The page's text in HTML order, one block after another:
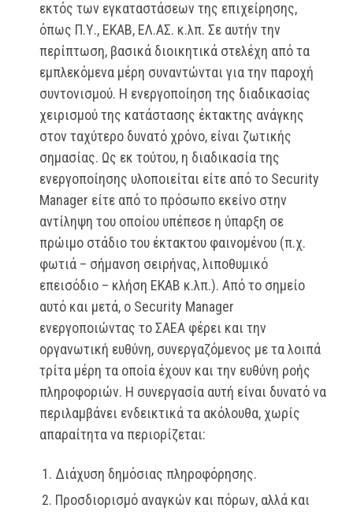
εκτός των εγκαταστάσεων της επιχείρησης,
όπως Π.Υ., ΕΚΑΒ, ΕΛ.ΑΣ. κ.λπ. Σε αυτήν την
περίπτωση, βασικά διοικητικά στελέχη από τα
εμπλεκόμενα μέρη συναντώνται για την παροχή
συντονισμού. Η ενεργοποίηση της διαδικασίας
χειρισμού της κατάστασης έκτακτης ανάγκης
στον ταχύτερο δυνατό χρόνο, είναι ζωτικής
σημασίας. Ως εκ τούτου, η διαδικασία της
ενεργοποίησης υλοποιείται είτε από το Security
Manager είτε από το πρόσωπο εκείνο στην
αντίληψη του οποίου υπέπεσε η ύπαρξη σε
πρώιμο στάδιο του έκτακτου φαινομένου (π.χ.
φωτιά – σήμανση σειρήνας, λιποθυμικό
επεισόδιο – κλήση ΕΚΑΒ κ.λπ.). Από το σημείο
αυτό και μετά, ο Security Manager
ενεργοποιώντας το ΣΑΕΑ φέρει και την
οργανωτική ευθύνη, συνεργαζόμενος με τα λοιπά
τρίτα μέρη τα οποία έχουν και την ευθύνη ροής
πληροφοριών. Η συνεργασία αυτή είναι δυνατό να
περιλαμβάνει ενδεικτικά τα ακόλουθα, χωρίς
απαραίτητα να περιορίζεται:
Διάχυση δημόσιας πληροφόρησης.
Προσδιορισμό αναγκών και πόρων, αλλά και